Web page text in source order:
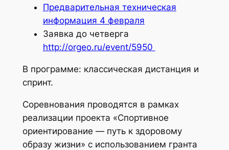
Предварительная техническая
информация 4 февраля
Заявка до четверга
http://orgeo.ru/event/5950
В программе: классическая дистанция и
спринт.
Соревнования проводятся в рамках
реализации проекта «Спортивное
ориентирование — путь к здоровому
образу жизни» с использованием гранта